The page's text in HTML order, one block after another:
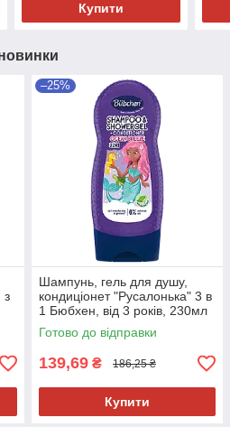
Купити
з
–25%
Шампунь, гель для душу,
кондиціонет "Русалонька" 3 в
1 Бюбхен, від 3 років, 230мл
Готово до відправки
139,69 ₴ 186,25 ₴
Купити